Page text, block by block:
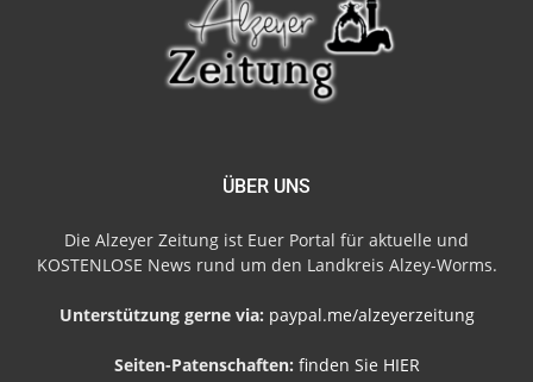
ÜBER UNS
Die Alzeyer Zeitung ist Euer Portal für aktuelle und
KOSTENLOSE News rund um den Landkreis Alzey-Worms.
Unterstützung gerne via: paypal.me/alzeyerzeitung
Seiten-Patenschaften: finden Sie HIER